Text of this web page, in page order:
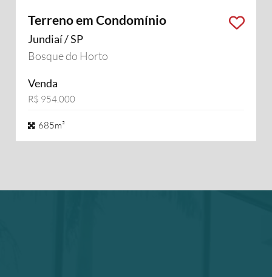
Terreno em Condomínio
Jundiaí / SP
Bosque do Horto
Venda
R$ 954.000
685m²